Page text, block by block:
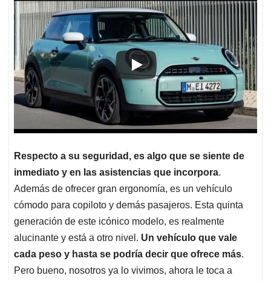
Respecto a su seguridad, es algo que se siente de
inmediato y en las asistencias que incorpora.
Además de ofrecer gran ergonomía, es un vehículo
cómodo para copiloto y demás pasajeros. Esta quinta
generación de este icónico modelo, es realmente
alucinante y está a otro nivel. Un vehículo que vale
cada peso y hasta se podría decir que ofrece más.
Pero bueno, nosotros ya lo vivimos, ahora le toca a